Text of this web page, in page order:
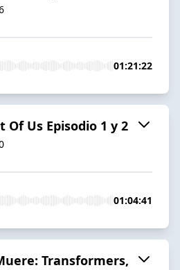
01:21:22
Of Us Episodio 1 y 2
01:04:41
Transformers,